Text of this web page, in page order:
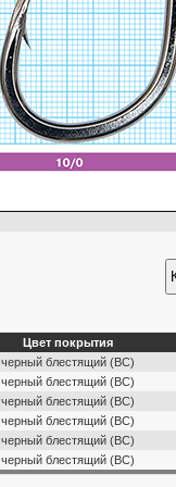
Цвет покрытия
черный блестящий (ВС)
черный блестящий (ВС)
черный блестящий (ВС)
черный блестящий (ВС)
черный блестящий (ВС)
черный блестящий (ВС)